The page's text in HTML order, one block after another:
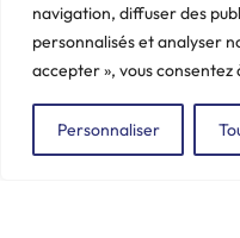
navigation, diffuser des
personnalisés et analyser
accepter », vous
Personnaliser